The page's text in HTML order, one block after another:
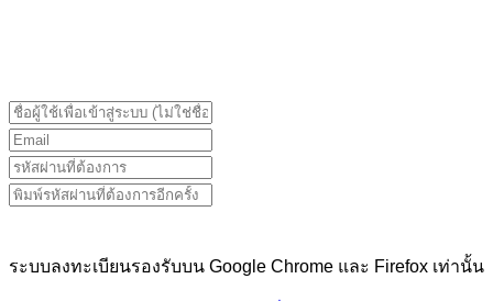
ระบบลงทะเบียนรองรับบน Google Chrome และ Firefox เท่านั้น